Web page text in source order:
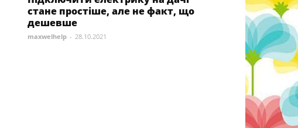
стане простіше, але не факт, що
дешевше
maxwelhelp - 28.10.2021